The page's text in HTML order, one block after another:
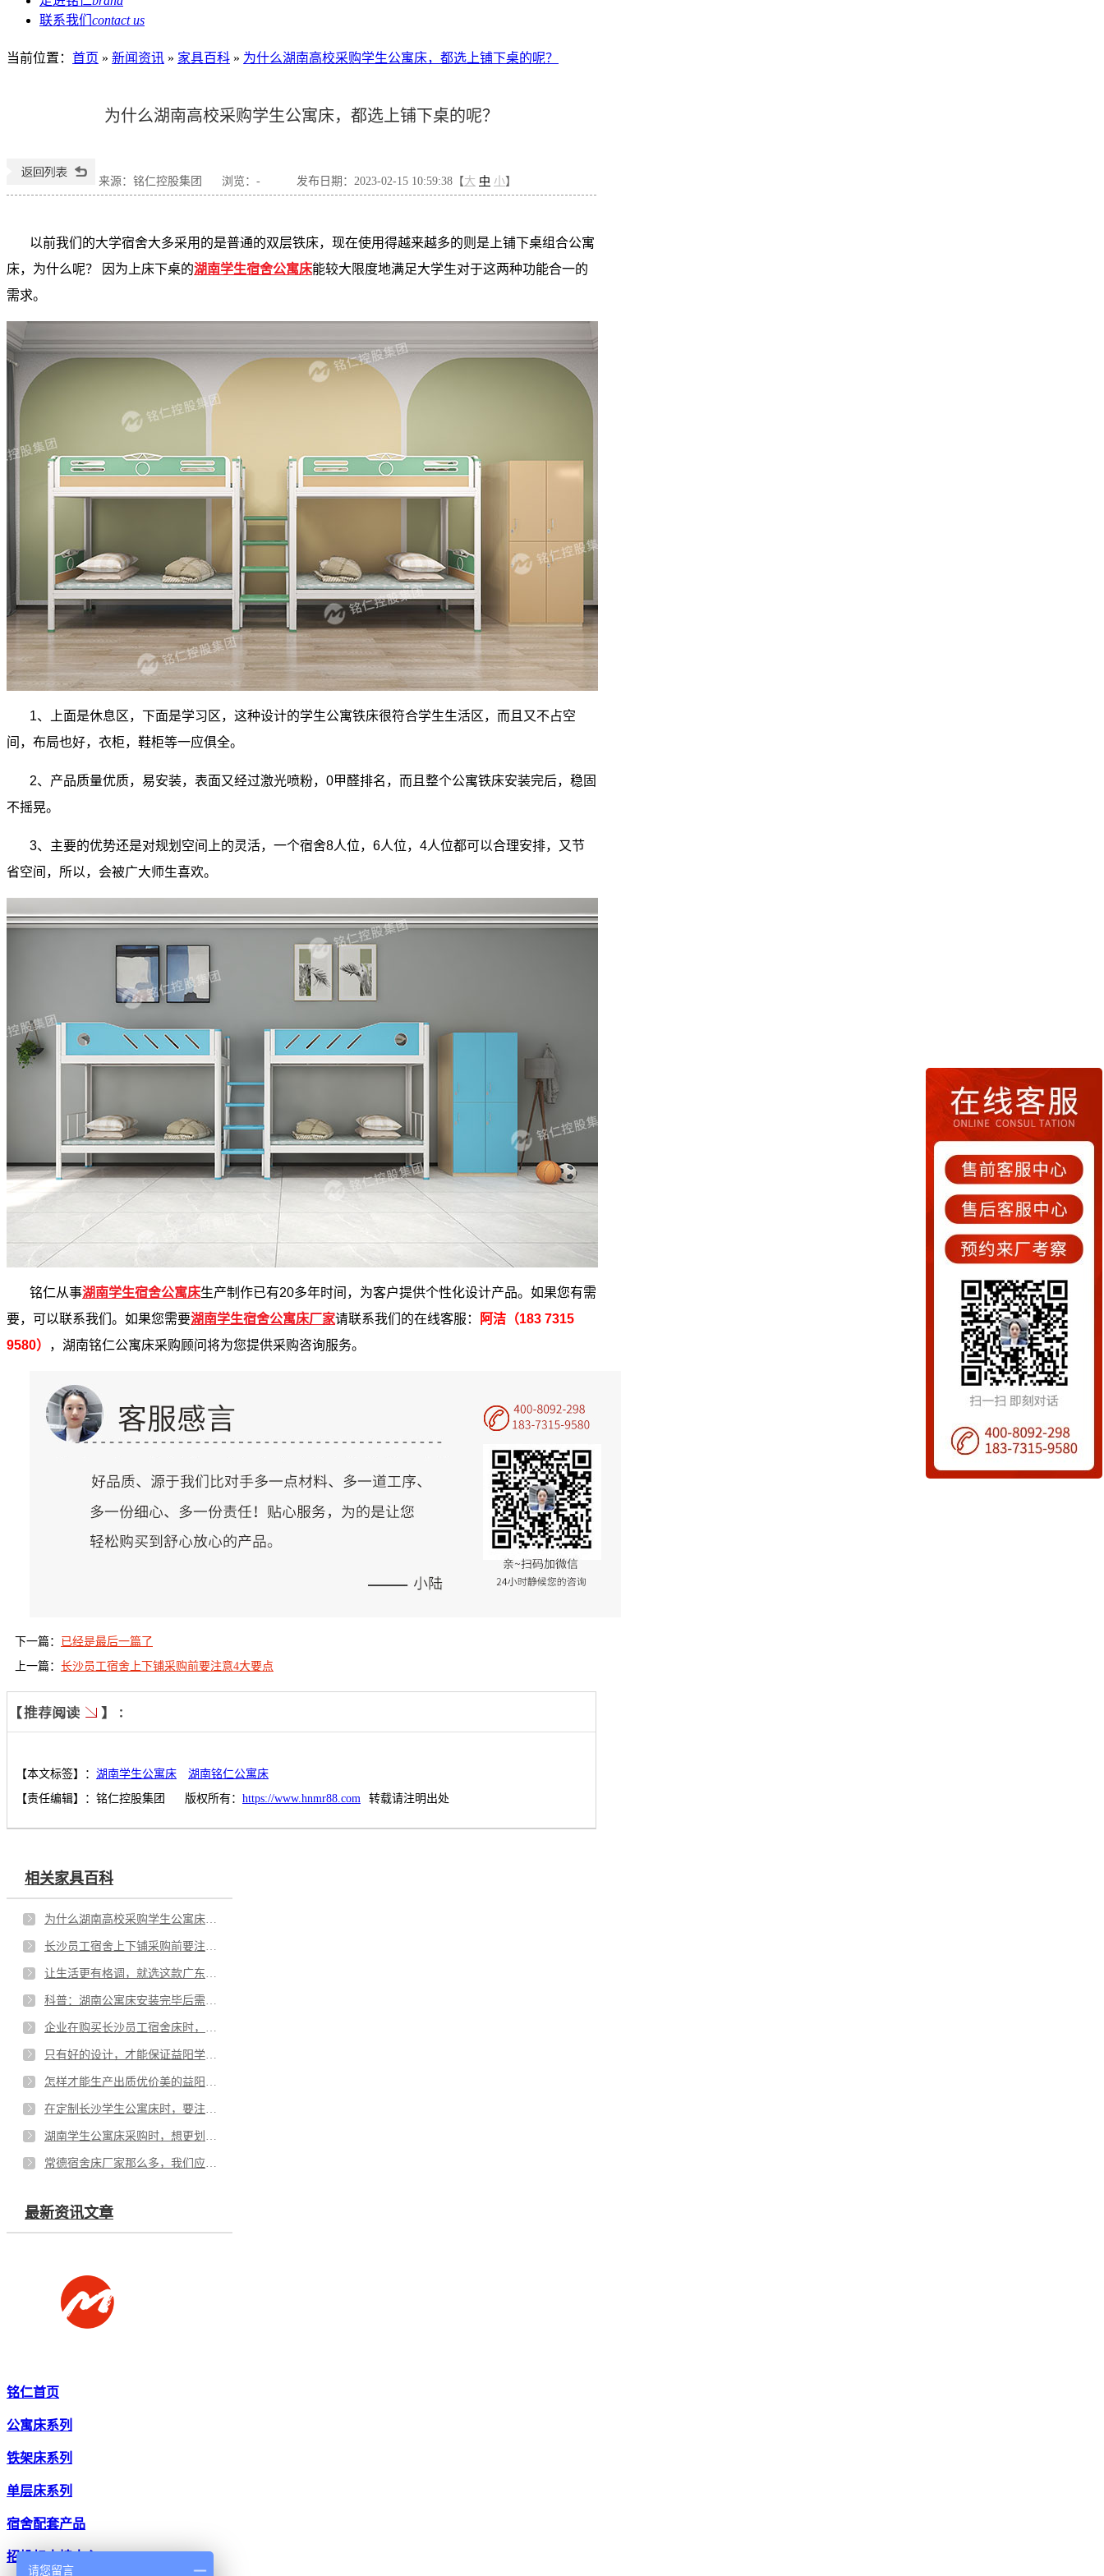
联系我们 contact us
当前位置 ： 首页 » 新闻资讯 » 家具百科 » 为什么湖南高校采购学生公寓床，都选上铺下桌的呢？
为什么湖南高校采购学生公寓床，都选上铺下桌的呢？
来源：铭仁控股集团 浏览： - 发布日期：2023-02-15 10:59:38【大 中 小】
以前我们的大学宿舍大多采用的是普通的双层铁床，现在使用得越来越多的则是上铺下桌组合公寓
床，为什么呢？
因为上床下桌的湖南学生宿舍公寓床能较大限度地满足大学生对于这两种功能合一的
需求。
1、上面是休息区，下面是学习区，这种设计的学生公寓铁床很符合学生生活区，而且又不占空
间，布局也好，衣柜，鞋柜等一应俱全。
2、产品质量优质，易安装，表面又经过激光喷粉， 0甲醛排名，而且整个公寓铁床安装完后，稳固
不摇晃。
3、主要的优势还是对规划空间上的灵活，一个宿舍8人位， 6人位， 4人位都可以合理安排，又节
省空间，所以，会被广大师生喜欢。
铭仁从事湖南学生宿舍公寓床生产制作已有20多年时间，为客户提供个性化设计产品。如果您有需
要，可以联系我们。如果您需要湖南学生宿舍公寓床厂家请联系我们的在线客服： 阿洁（183 7315
9580） ，湖南铭仁公寓床采购顾问将为您提供采购咨询服务。
下一篇：
已经是最后一篇了
上一篇： 长沙员工宿舍上下铺采购前要注意4大要点
【本文标签】： 湖南学生公寓床
湖南铭仁公寓床
【责任编辑】： 铭仁控股集团 版权所有： https://www.hnmr88.com 转载请注明出处
相关家具百科
最新资讯文章
铭仁首页
公寓床系列
铁架床系列
单层床系列
宿舍配套产品
招投标支持中心
请您留言